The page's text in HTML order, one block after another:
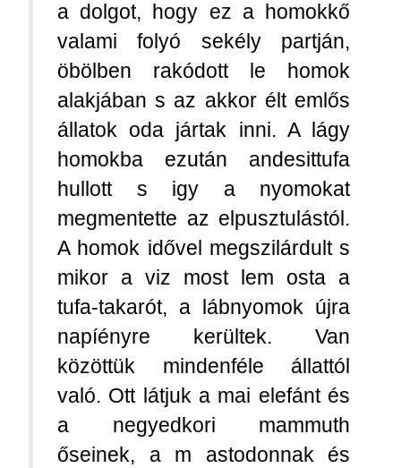
a dolgot, hogy ez a homokkő
valami folyó sekély partján,
öbölben rakódott le homok
alakjában s az akkor éltemlős
állatok oda jártak inni. A lágy
homokba ezután andesittufa
hullott s igy a nyomokat
megmentette az elpusztulástól.
A homok idővel megszilárdult s
mikor a viz most lem osta a
tufa-takarót, a lábnyomok újra
napíényre kerültek. Van
közöttük mindenféle állattól
való. Ott látjuk a mai elefánt és
a negyedkori mammuth
őseinek, a m astodonnak és